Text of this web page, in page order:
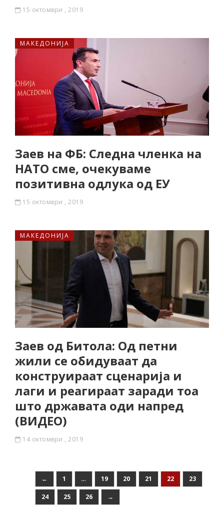
15 октомври , 2019
МАКЕДОНИЈА
Заев на ФБ: Следна членка на
НАТО сме, очекуваме
позитивна одлука од ЕУ
15 октомври , 2019
МАКЕДОНИЈА
Заев од Битола: Од петни
жили се обидуваат да
конструираат сценарија и
лаги и реагираат заради тоа
што државата оди напред
(ВИДЕО)
14 октомври , 2019
← 1 … 19 20 21 22 23
24 25 26 →